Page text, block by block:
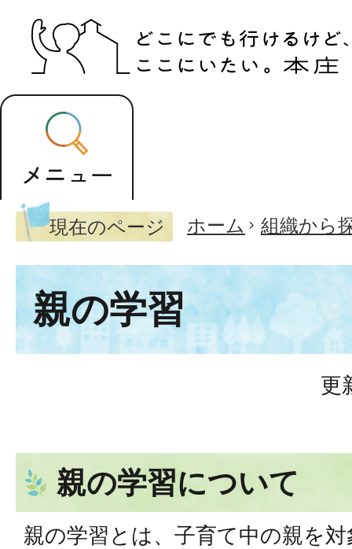
現在のページ ホーム 組織から
親の学習
更
親の学習について
親の学習とは、子育て中の親を